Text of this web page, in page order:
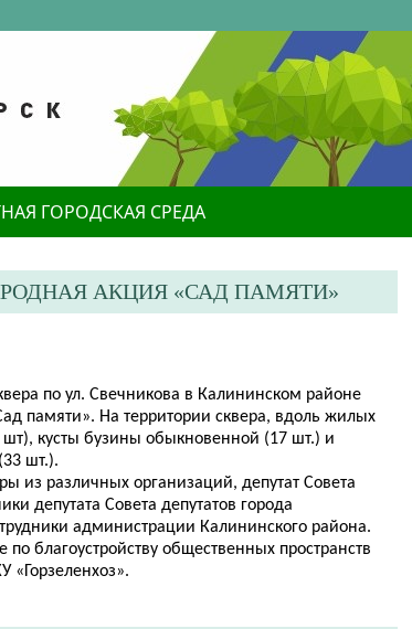
ГОРОДСКАЯ СРЕДА
АКЦИЯ «САД ПАМЯТИ»
по ул. Свечникова в Калининском районе
памяти». На территории сквера, вдоль жилых
кусты бузины обыкновенной (17 шт.) и
шт.).
из различных организаций, депутат Совета
депутата Совета депутатов города
администрации Калининского района.
благоустройству общественных пространств
«Горзеленхоз».